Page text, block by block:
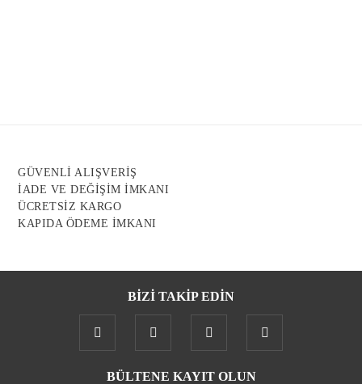
Bu ürüne benzer farklı alternatifler olmalı.
Gönder
GÜVENLİ ALIŞVERİŞ
İADE VE DEĞİŞİM İMKANI
ÜCRETSİZ KARGO
KAPIDA ÖDEME İMKANI
BİZİ TAKİP EDİN
BÜLTENE KAYIT OLUN